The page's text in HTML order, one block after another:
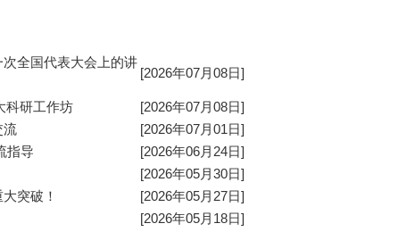
全国代表大会上的讲
[2026年07月08日]
科研工作坊
[2026年07月08日]
流
[2026年07月01日]
指导
[2026年06月24日]
[2026年05月30日]
突破！
[2026年05月27日]
[2026年05月18日]